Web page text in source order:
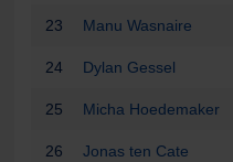
23 Manu Wasnaire
24 Dylan Gessel
25 Micha Hoedemaker
26 Jonas ten Cate